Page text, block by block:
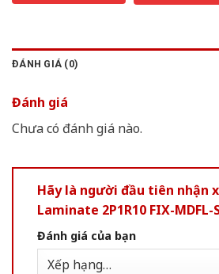
ĐÁNH GIÁ (0)
Đánh giá
Chưa có đánh giá nào.
Hãy là người đầu tiên nhận
Laminate 2P1R10 FIX-MDFL-
Đánh giá của bạn